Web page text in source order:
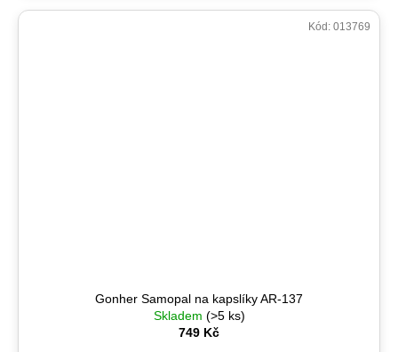
Gonher Samopal na kapslíky AR-137
Skladem (>5 ks)
749 Kč
Kód: 013769